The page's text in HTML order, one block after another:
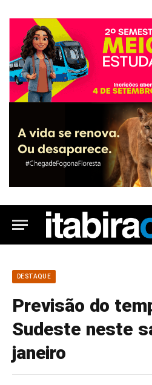
DESTAQUE
Previsão do
Sudeste neste
janeiro